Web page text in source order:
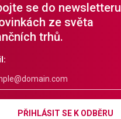
se do newsletteru
ze světa
trhů.
PŘIHLÁSIT SE K ODBĚRU